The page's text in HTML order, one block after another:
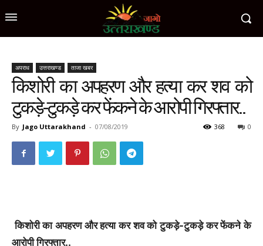
अपराध उत्तराखण्ड ताजा खबर
किशोरी का अपहरण और हत्या कर शव को
टुकड़े-टुकड़े कर फेंकने के आरोपी गिरफ्तार..
By Jago Uttarakhand - 07/08/2019 0
368
किशोरी का अपहरण और हत्या कर शव को टुकड़े-टुकड़े करफेंकने के
आरोपीगिरफ्तार..